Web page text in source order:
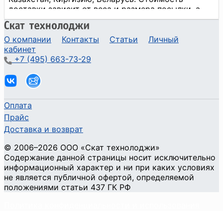
О компании Контакты Статьи
Личный
кабинет
+7 (495) 663-73-29
Оплата
Прайс
Доставка и возврат
© 2006–2026 ООО «Скат технолоджи»
Содержание данной страницы носит исключительно
информационный характер и ни при каких условиях
не является публичной офертой, определяемой
положениями статьи 437 ГК РФ